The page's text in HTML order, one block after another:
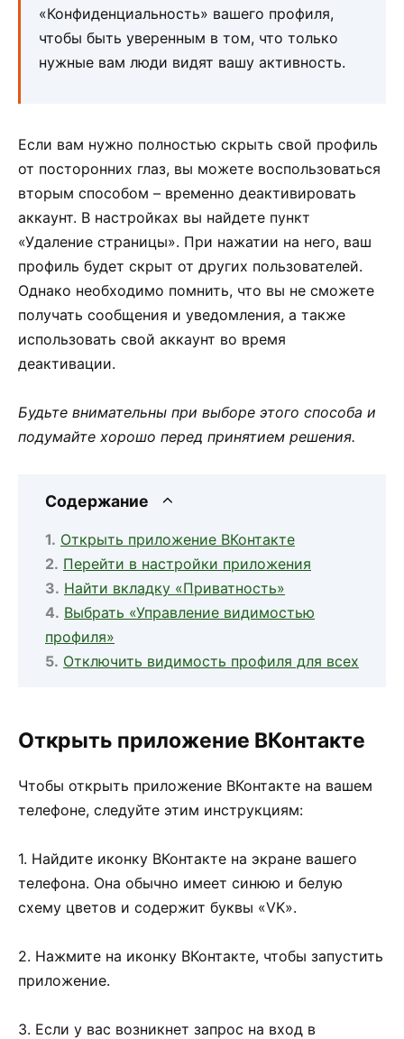
«Конфиденциальность» вашего профиля,
чтобы быть уверенным в том, что только
нужные вам люди видят вашу активность.
Если вам нужно полностью скрыть свой профиль
от посторонних глаз, вы можете воспользоваться
вторым способом – временно деактивировать
аккаунт. В настройках вы найдете пункт
«Удаление страницы». При нажатии на него, ваш
профиль будет скрыт от других пользователей.
Однако необходимо помнить, что вы не сможете
получать сообщения и уведомления, а также
использовать свой аккаунт во время
деактивации.
Будьте внимательны при выборе этого способа и
подумайте хорошо перед принятием решения.
Содержание
Открыть приложение ВКонтакте
Перейти в настройки приложения
Найти вкладку «Приватность»
Выбрать «Управление видимостью
профиля»
Отключить видимость профиля для всех
Открыть приложение ВКонтакте
Чтобы открыть приложение ВКонтакте на вашем
телефоне, следуйте этим инструкциям:
1. Найдите иконку ВКонтакте на экране вашего
телефона. Она обычно имеет синюю и белую
схему цветов и содержит буквы «VK».
2. Нажмите на иконку ВКонтакте, чтобы запустить
приложение.
3. Если у вас возникнет запрос на вход в